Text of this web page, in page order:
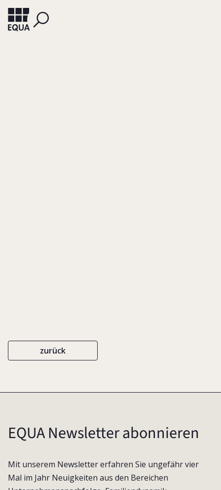
zurück
EQUA Newsletter abonnieren
Mit unserem Newsletter erfahren Sie ungefähr vier
Mal im Jahr Neuigkeiten aus den Bereichen